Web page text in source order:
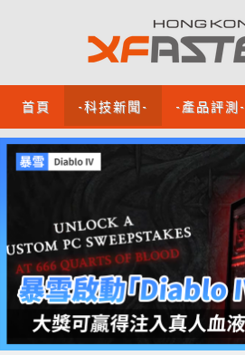
首頁 -科技新聞- -產品評測-